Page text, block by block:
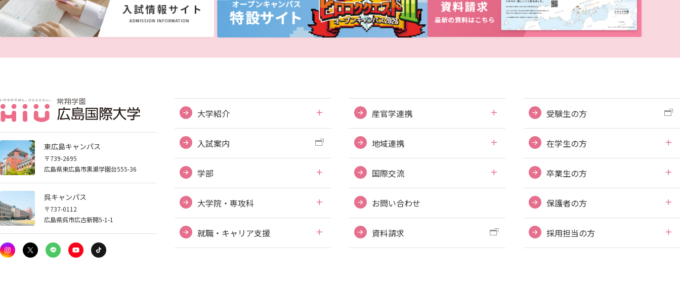
ABOUT HIU
図書館だより『Library News』
お知らせ
東広島キャンパス
呉キャンパス
学内向け専用ページ
広国ポータルサイト
広国LMS
東広島キャンパス
〒739-2695
広島県東広島市黒瀬学園台555-36
呉キャンパス
〒737-0112
広島県呉市広古新開5-1-1
大学紹介
入試案内
学部
大学院・専攻科
就職・キャリア支援
産官学連携
地域連携
国際交流
お問い合わせ
資料請求
受験生の方
在学生の方
卒業生の方
保護者の方
採用担当の方